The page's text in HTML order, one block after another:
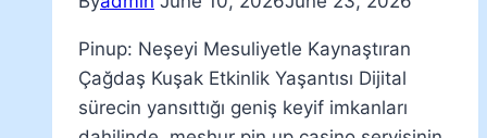
Pinup: Neşeyi Mesuliyetle Kaynaştıran
Çağdaş Kuşak Etkinlik Yaşantısı Dijital
sürecin yansıttığı geniş keyif imkanları